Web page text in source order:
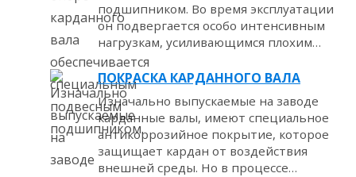
подшипником. Во время эксплуатации
он подвергается особо интенсивным
нагрузкам, усиливающимся плохим…
ПОКРАСКА КАРДАННОГО ВАЛА
Изначально выпускаемые на заводе
карданные валы, имеют специальное
антикоррозийное покрытие, которое
защищает кардан от воздействия
внешней среды. Но в процессе…